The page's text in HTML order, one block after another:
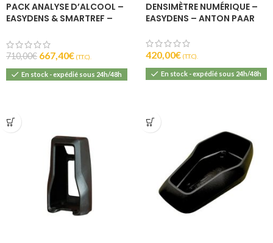
PACK ANALYSE D’ALCOOL –
EASYDENS & SMARTREF –
710,00€ 667,40€ (T.T.C).
En stock - expédié sous 24h/48h
DENSIMÈTRE NUMÉRIQUE –
EASYDENS – ANTON PAAR
420,00€ (T.T.C).
En stock - expédié sous 24h/48h